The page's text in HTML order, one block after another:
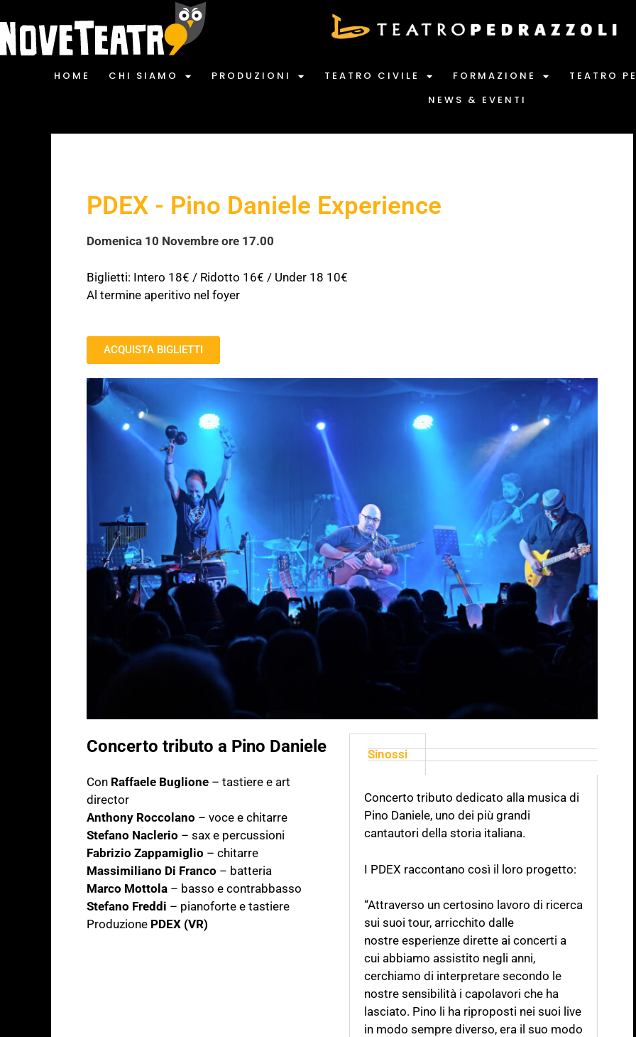
HOME CHI SIAMO PRODUZIONI TEATRO CIVILE FORMAZIONE TEATRO
NEWS & EVENTI
PDEX - Pino Daniele Experience
Domenica 10 Novembre ore 17.00
Biglietti: Intero 18€ / Ridotto 16€ / Under 18 10€
Al termine aperitivo nel foyer
ACQUISTA BIGLIETTI
Concerto tributo a Pino Daniele
Con Raffaele Buglione – tastiere e art
d irector
Anthony Roccolano – voce e chitarre
Stefano Naclerio – sax e percussioni
Fabrizio Zappamiglio – chitarre
Massimiliano Di Franco – batteria
Marco Mottola – basso e contrabbasso
Stefano Freddi – pianoforte e tastiere
Produzione PDEX (VR)
Sinossi
Concerto tributo dedicato alla musica di
Pino Daniele, uno dei più grandi
cantautori della storia italiana.
I PDEX raccontano così il loro progetto:
“Attraverso un certosino lavoro di ricerca
sui suoi tour, arricchito dalle
nostre esperienze dirette ai concerti a
cui abbiamo assistito negli anni,
cerchiamo di interpretare secondo le
nostre sensibilità i capolavori che ha
lasciato. Pino li ha riproposti nei suoi live
in modo sempre diverso, era il suo modo